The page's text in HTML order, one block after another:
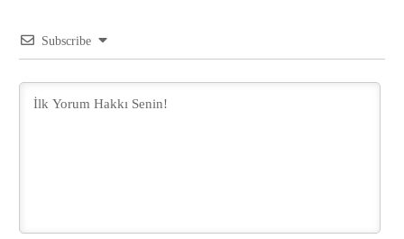
Subscribe